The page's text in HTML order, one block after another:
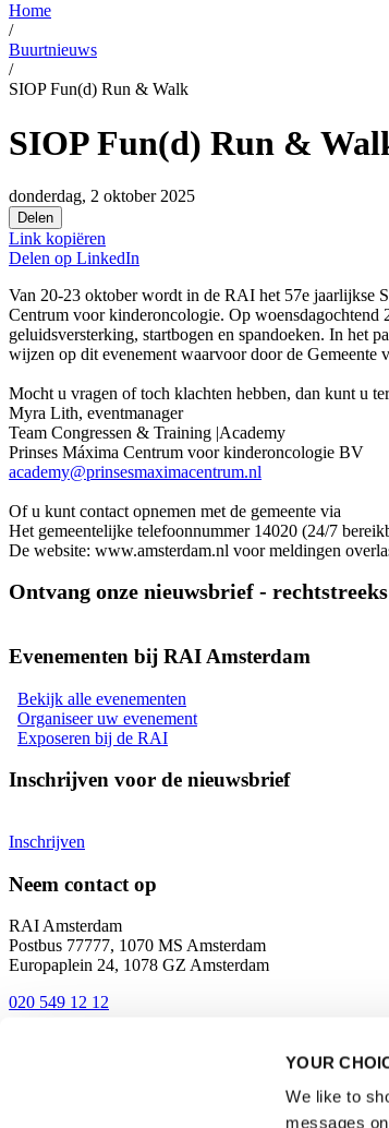
YOUR
We like to
messages
Home
/
Buurtnieuws
/
SIOP Fun(d) Run & Walk
SIOP Fun(d) Run &
donderdag, 2 oktober 2025
Delen
Link kopiëren
Delen op LinkedIn
Van 20-23 oktober wordt in de RAI het 57e jaarlijkse
Centrum voor kinderoncologie. Op woensdagochtend
geluidsversterking, startbogen en spandoeken. In het
wijzen op dit evenement waarvoor door de Gemeente
Mocht u vragen of toch klachten hebben, dan kunt u
Myra Lith, eventmanager
Team Congressen & Training |Academy
Prinses Máxima Centrum voor kinderoncologie BV
academy@prinsesmaximacentrum.nl
Of u kunt contact opnemen met de gemeente via
Het gemeentelijke telefoonnummer 14020 (24/7
De website: www.amsterdam.nl voor meldingen
Ontvang onze nieuwsbrief -
Evenementen bij RAI Amsterdam
Bekijk alle evenementen
Organiseer uw evenement
Exposeren bij de RAI
Inschrijven voor de nieuwsbrief
Inschrijven
Neem contact op
RAI Amsterdam
Postbus 77777, 1070 MS Amsterdam
Europaplein 24, 1078 GZ Amsterdam
020 549 12 12